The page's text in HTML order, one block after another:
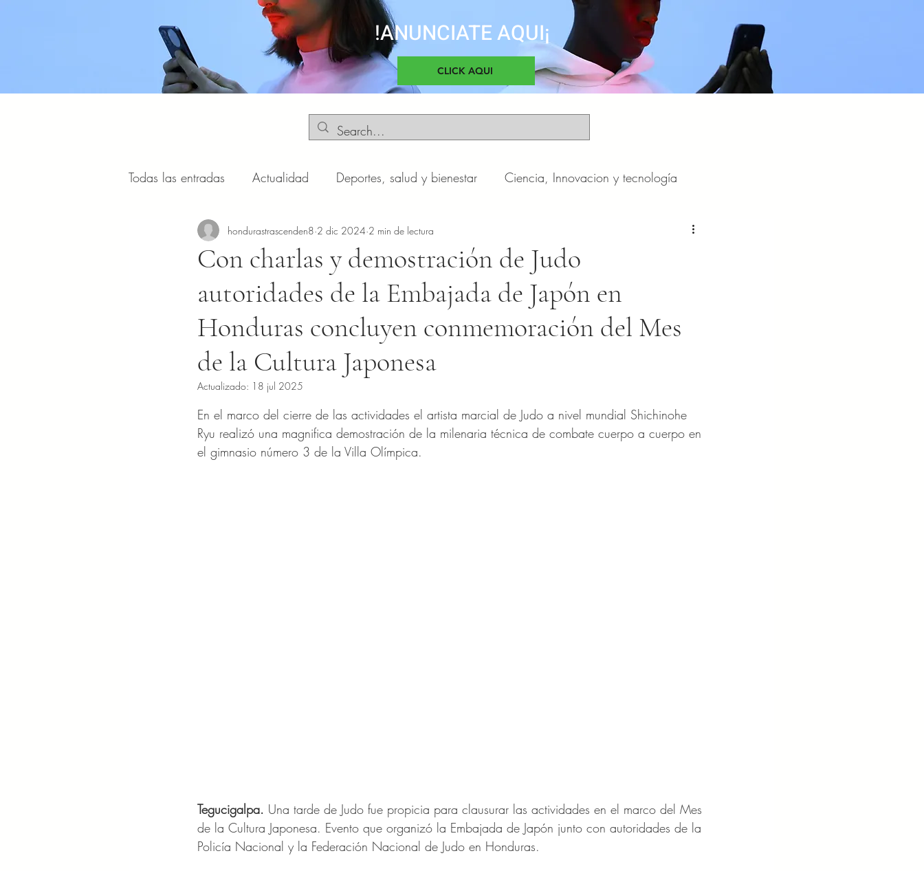
!ANUNCIATE AQUI¡
CLICK AQUI
Todas las entradas Actualidad Deportes, salud y bienestar Ciencia, Innovacion y tecnología
Estilo de vida, viajes y turismo Negocios y Emprendimientos Cultura, sociedad y entretenimiento
Portal Internacional Mascotas Automóviles Novedades
Con charlas y demostración de Judo
autoridades de la Embajada de Japón en
Honduras concluyen conmemoración del Mes
de la Cultura Japonesa
hondurastrascenden8 2 dic 2024 2 min de lectura
Actualizado: 18 jul 2025
En el marco del cierre de las actividades el artista marcial de Judo a nivel mundial Shichinohe
Ryu realizó una magnifica demostración de la milenaria técnica de combate cuerpo a cuerpo en
el gimnasio número 3 de la Villa Olímpica.
Tegucigalpa. Una tarde de Judo fue propicia para clausurar las actividades en el marco del Mes
de la Cultura Japonesa. Evento que organizó la Embajada de Japón junto con autoridades de la
Policía Nacional y la Federación Nacional de Judo en Honduras.